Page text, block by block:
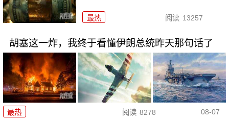
最热 阅读 13257
胡塞这一炸，我终于看懂伊朗总统昨天那句话了
最热 阅读 8278 08-07